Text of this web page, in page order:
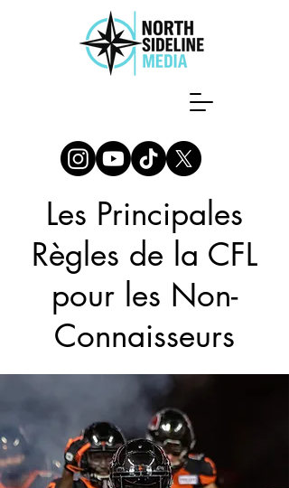
Les Principales
Règles de la CFL
pour les Non-
Connaisseurs